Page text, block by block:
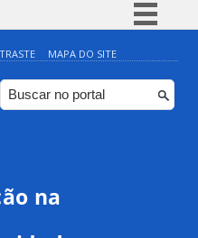
Simplifique!
Comunica BR
Participe
MAPA DO SITE
na